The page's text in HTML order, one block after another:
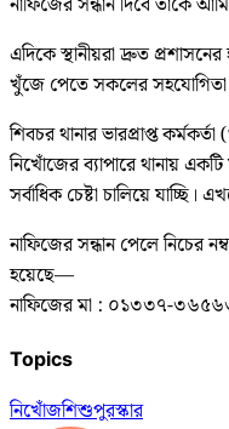
এদিকে স্থানীয়রা দ্রুত
খুঁজে পেতে সকলের সহযোগিতা
শিবচর থানার ভারপ্রাপ্ত
নিখোঁজের ব্যাপারে থানায়
সর্বাধিক চেষ্টা চালিয়ে
নাফিজের সন্ধান পেলে নিচের
হয়েছে—
নাফিজের মা : ০১৩৩৭-
Topics
নিখোঁজশিশুপুরস্কার